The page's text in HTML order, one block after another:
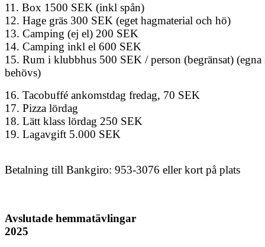
11. Box 1500 SEK (inkl spån)
12. Hage gräs 300 SEK (eget hagmaterial och hö)
13. Camping (ej el) 200 SEK
14. Camping inkl el 600 SEK
15. Rum i klubbhus 500 SEK / person (begränsat) (egna
behövs)
16. Tacobuffé ankomstdag fredag, 70 SEK
17. Pizza lördag
18. Lätt klass lördag 250 SEK
19. Lagavgift 5.000 SEK
Betalning till Bankgiro: 953-3076 eller kort på plats
Avslutade hemmatävlingar
2025